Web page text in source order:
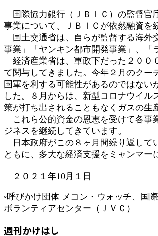
国際協力銀行（ＪＢＩＣ）の監督官
事業について、ＪＢＩＣが依然融資を
国土交通省は、自らが監督する海外
事業」「ヤンキン都市開発事業」、「
経済産業省は、軍政下だった２００
て関与してきました。今年２月のクー
国軍を利する可能性があるのではない
した。８月からは、新型コロナウイ
策が打ち出されることもなくガスの生
これら公的資金の恩恵を受けて各事
ジネスを継続してきています。
日本政府がこの８ヶ月間繰り返して
ともに、多大な経済支援をミャンマー
２０２１年10月１日
◦呼びかけ団体 メコン・ウォッチ、国
ボランティアセンター（ＪＶＣ）
週刊かけはし